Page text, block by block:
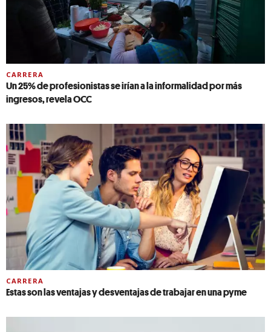
CARRERA
Un 25% de profesionistas se irían a la informalidad por más
ingresos, revela OCC
CARRERA
Estas son las ventajas y desventajas de trabajar en una pyme